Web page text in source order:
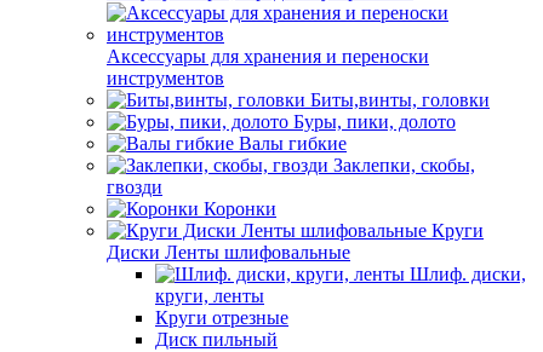
Аксессуары для хранения и переноски
инструментов
Биты,винты, головки
Буры, пики, долото
Валы гибкие
Заклепки, скобы,
гвозди
Коронки
Круги
Диски Ленты шлифовальные
Шлиф. диски,
круги, ленты
Круги отрезные
Диск пильный